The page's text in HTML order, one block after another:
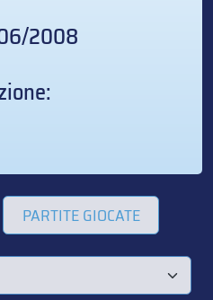
2008
PARTITE GIOCATE